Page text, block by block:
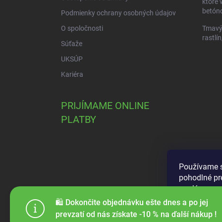
Používame
pohodlné
analýze
použiteľnosť.
🛍️ Dokončite objednávku ešte dnes a po jej
prevzatí od nás získate -10 % na ďalší nákup !
Podmienky ochrany osobných údajov
O spoločnosti
Súťaže
UKSÚP
Kariéra
PRIJÍMAME ONLINE
PLATBY